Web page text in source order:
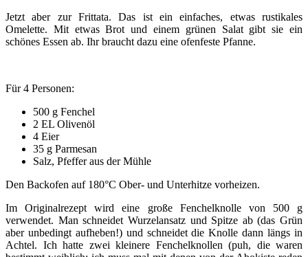
Jetzt aber zur Frittata. Das ist ein einfaches, etwas rustikales
Omelette. Mit etwas Brot und einem grünen Salat gibt sie ein
schönes Essen ab. Ihr braucht dazu eine ofenfeste Pfanne.
Für 4 Personen:
500 g Fenchel
2 EL Olivenöl
4 Eier
35 g Parmesan
Salz, Pfeffer aus der Mühle
Den Backofen auf 180°C Ober- und Unterhitze vorheizen.
Im Originalrezept wird eine große Fenchelknolle von 500 g
verwendet. Man schneidet Wurzelansatz und Spitze ab (das Grün
aber unbedingt aufheben!) und schneidet die Knolle dann längs in
Achtel. Ich hatte zwei kleinere Fenchelknollen (puh, die waren